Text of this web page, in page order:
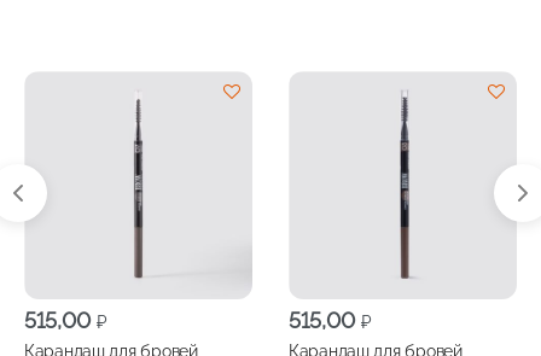
515,00 ₽
Карандаш для бровей
515,00 ₽
Карандаш для бровей